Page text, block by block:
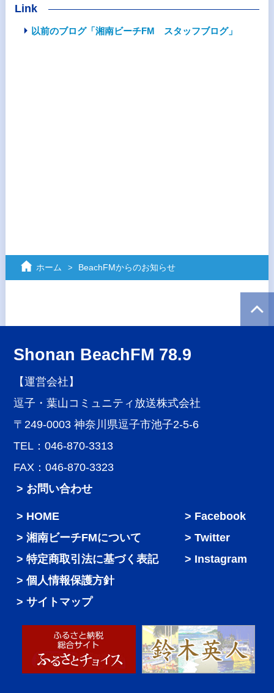
Link
以前のブログ「湘南ビーチFM スタッフブログ」
ホーム BeachFMからのお知らせ
Shonan BeachFM 78.9
【運営会社】
逗子・葉山コミュニティ放送株式会社
〒249-0003 神奈川県逗子市池子2-5-6
TEL：046-870-3313
FAX：046-870-3323
> お問い合わせ
HOME
湘南ビーチFMについて
特定商取引法に基づく表記
個人情報保護方針
サイトマップ
Facebook
Twitter
Instagram